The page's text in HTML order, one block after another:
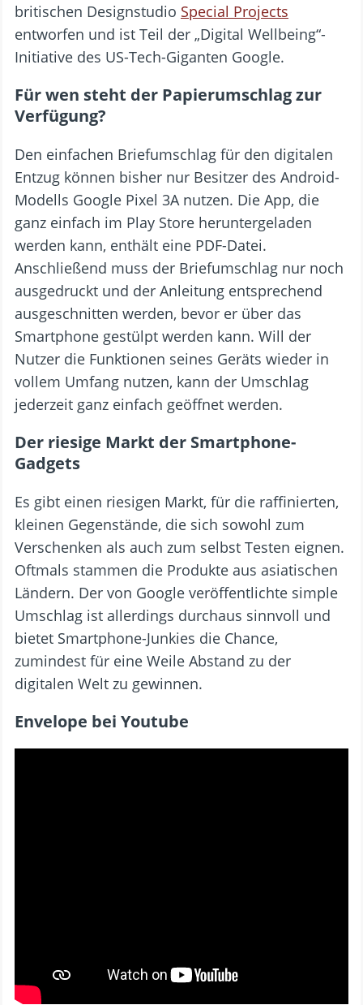
britischen Designstudio Special Projects
entworfen und ist Teil der „Digital Wellbeing“-
Initiative des US-Tech-Giganten Google.
Für wen steht der Papierumschlag zur
Verfügung?
Den einfachen Briefumschlag für den digitalen
Entzug können bisher nur Besitzer des Android-
Modells Google Pixel 3A nutzen. Die App, die
ganz einfach im Play Store heruntergeladen
werden kann, enthält eine PDF-Datei.
Anschließend muss der Briefumschlag nur noch
ausgedruckt und der Anleitung entsprechend
ausgeschnitten werden, bevor er über das
Smartphone gestülpt werden kann. Will der
Nutzer die Funktionen seines Geräts wieder in
vollem Umfang nutzen, kann der Umschlag
jederzeit ganz einfach geöffnet werden.
Der riesige Markt der Smartphone-
Gadgets
Es gibt einen riesigen Markt, für die raffinierten,
kleinen Gegenstände, die sich sowohl zum
Verschenken als auch zum selbst Testen eignen.
Oftmals stammen die Produkte aus asiatischen
Ländern. Der von Google veröffentlichte simple
Umschlag ist allerdings durchaus sinnvoll und
bietet Smartphone-Junkies die Chance,
zumindest für eine Weile Abstand zu der
digitalen Welt zu gewinnen.
Envelope bei Youtube